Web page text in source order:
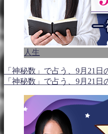
人生
「神秘数」で占う、9月21日
「神秘数」で占う、9月21